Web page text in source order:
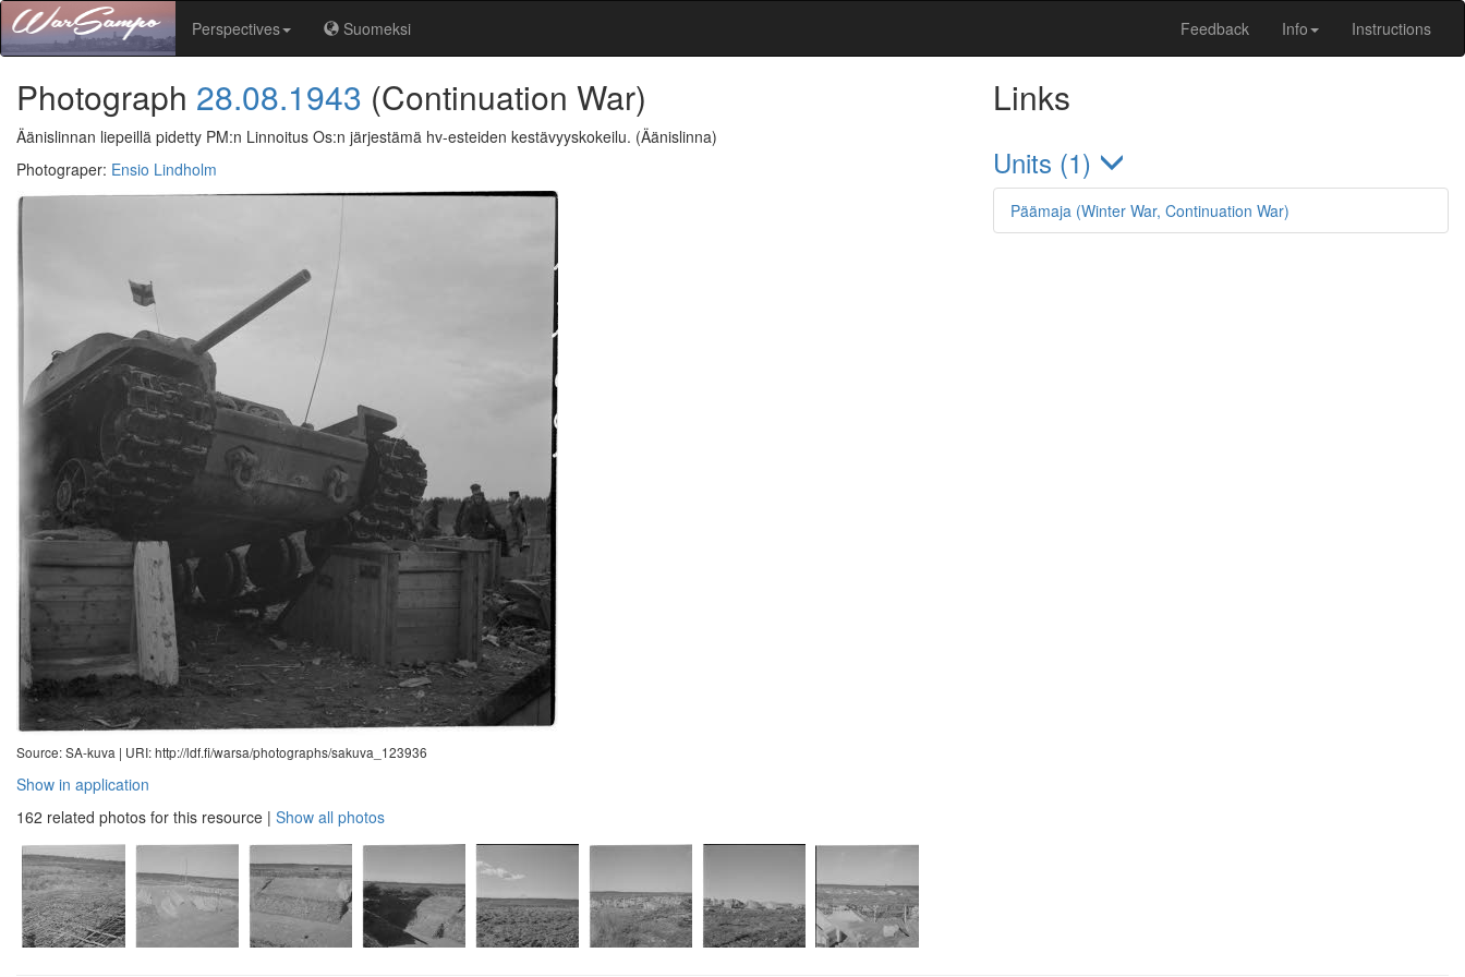
Perspectives Suomeksi Feedback Info Instructions
Photograph 28.08.1943 (Continuation War)
Äänislinnan liepeillä pidetty PM:n Linnoitus Os:n järjestämä hv-esteiden kestävyyskokeilu. (Äänislinna)
Photograper: Ensio Lindholm
Source: SA-kuva | URI: http://ldf.fi/warsa/photographs/sakuva_123936
Show in application
162 related photos for this resource | Show all photos
Links
Units (1)
Päämaja (Winter War, Continuation War)